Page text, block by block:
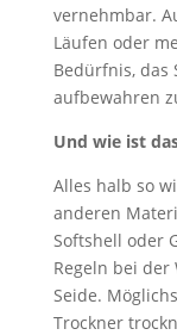
vernehmbar.
Läufen oder
Bedürfnis, das
aufbewahren
Und wie ist
Alles halb so
anderen
Softshell oder
Regeln bei der
Seide.
Trockner